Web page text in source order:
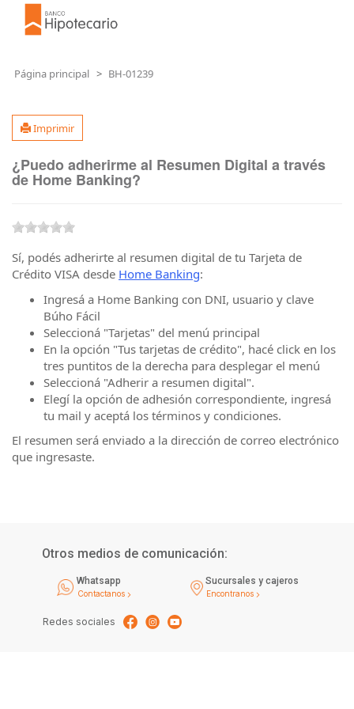
Página principal BH-01239
Imprimir
¿Puedo adherirme al Resumen Digital a través
de Home Banking?
Sí, podés adherirte al resumen digital de tu Tarjeta de
Crédito VISA desde Home Banking:
Ingresá a Home Banking con DNI, usuario y clave
Búho Fácil
Seleccioná "Tarjetas" del menú principal
En la opción "Tus tarjetas de crédito", hacé click en los
tres puntitos de la derecha para desplegar el menú
Seleccioná "Adherir a resumen digital".
Elegí la opción de adhesión correspondiente, ingresá
tu mail y aceptá los términos y condiciones.
El resumen será enviado a la dirección de correo electrónico
que ingresaste.
Otros medios de comunicación:
Whatsapp
Contactanos
Sucursales y cajeros
Encontranos
Redes sociales